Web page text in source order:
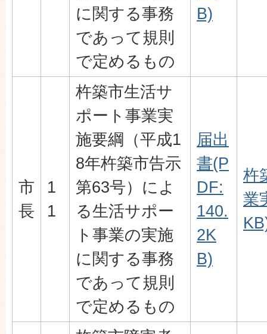
に関する事務
であって規則
で定めるもの
B)
市
長
1
1
杵築市生活サ
ポート事業実
施要綱（平成1
8年杵築市告示
第63号）によ
る生活サポー
ト事業の実施
に関する事務
であって規則
で定めるもの
届出
書(P
DF:
140.
2K
B)
杵
業